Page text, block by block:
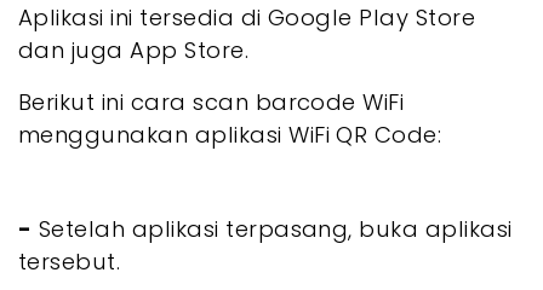
Aplikasi ini tersedia di Google Play Store
dan juga App Store.
Berikut ini cara scan barcode WiFi
menggunakan aplikasi WiFi QR Code:
- Setelah aplikasi terpasang, buka aplikasi
tersebut.